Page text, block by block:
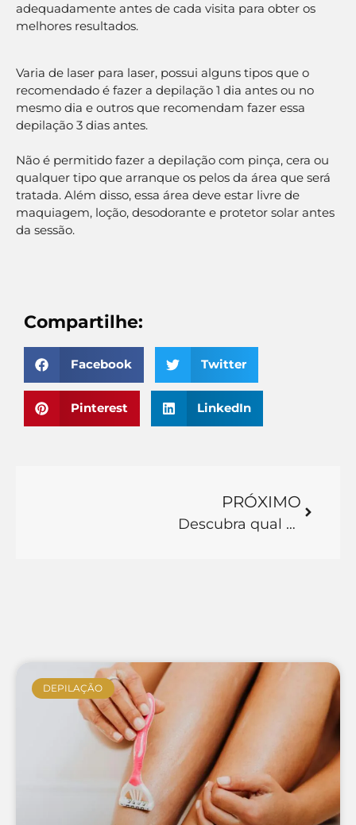
adequadamente antes de cada visita para obter os
melhores resultados.
Varia de laser para laser, possui alguns tipos que o
recomendado é fazer a depilação 1 dia antes ou no
mesmo dia e outros que recomendam fazer essa
depilação 3 dias antes.
Não é permitido fazer a depilação com pinça, cera ou
qualquer tipo que arranque os pelos da área que será
tratada. Além disso, essa área deve estar livre de
maquiagem, loção, desodorante e protetor solar antes
da sessão.
Compartilhe:
Facebook Twitter
Pinterest LinkedIn
PRÓXIMO
Descubra qual a melhor clínica de depilação a laser do Brasil
DEPILAÇÃO